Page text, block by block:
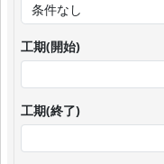
工期(開始)
工期(終了)